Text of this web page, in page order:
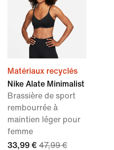
Matériaux recyclés
Nike Alate Minimalist
Brassière de sport
rembourrée à
maintien léger pour
femme
33,99 € 47,99 €